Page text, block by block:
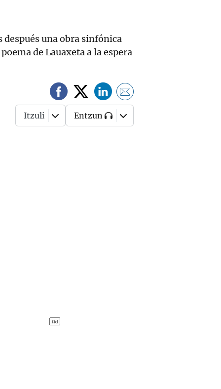
una obra sinfónica
de Lauaxeta a la espera
Itzuli Entzun